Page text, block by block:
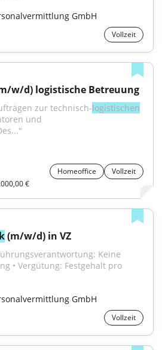
GmbH
Vollzeit
w/d) logistische Betreuung
zur technisch-logistischen
und
Homeoffice
Vollzeit
€
(m/w/d) in VZ
Keine
• Vergütung: Festgehalt pro
GmbH
Vollzeit